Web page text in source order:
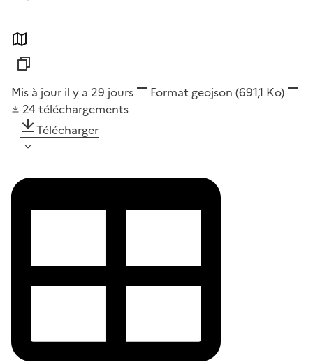
Mis à jour il y a 29 jours Format geojson (691,1 Ko)
24 téléchargements
Télécharger